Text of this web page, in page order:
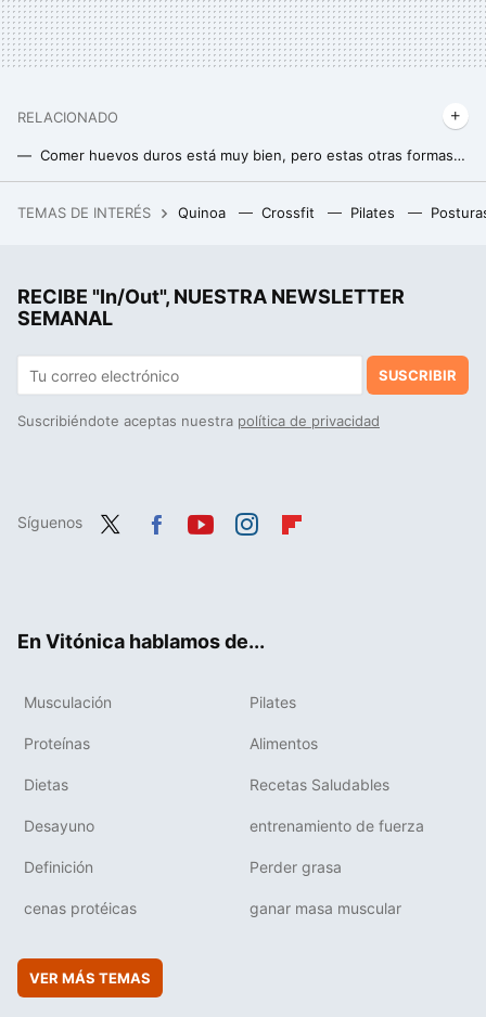
RELACIONADO
Comer huevos duros está muy bien, pero estas otras formas de cocinarlo pueden maximizar sus beneficios
Xiaomi Redmi Watch 5, análisis: el smartwatch para los que buscan batería y sencillez sin gastar de más
TEMAS DE INTERÉS Quinoa Crossfit Pilates
RECIBE "In/Out", NUESTRA NEWSLETTER
SEMANAL
SUSCRIBIR
Suscribiéndote aceptas nuestra política de privacidad
Síguenos
En Vitónica hablamos de...
Musculación Pilates
Proteínas Alimentos
Dietas Recetas Saludables
Desayuno entrenamiento de fuerza
Definición Perder grasa
cenas protéicas ganar masa muscular
VER MÁS TEMAS